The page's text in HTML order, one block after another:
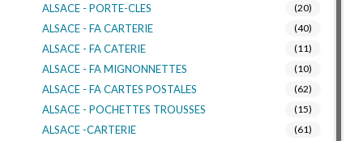
ALSACE - PORTE-CLES (20)
ALSACE - FA CARTERIE (40)
ALSACE - FA CATERIE (11)
ALSACE - FA MIGNONNETTES (10)
ALSACE - FA CARTES POSTALES (62)
ALSACE - POCHETTES TROUSSES (15)
ALSACE -CARTERIE (61)